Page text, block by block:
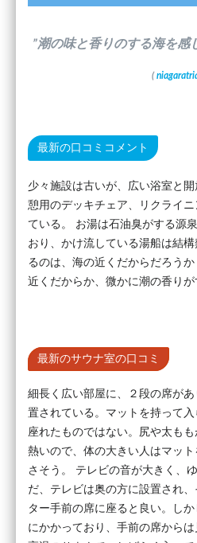
”潮の味と香りのする海を感
(
最新の口コミコメント
少々施設は古いが、広い浴室と
憩用のデッキチェア、リクライ
ている。 お湯は石油臭がする源
おり、かけ流している湯船は結
るのは、海の近くだからだろう
近くだからか、微かに潮の香りが
最新のサウナ室の口コミ
細長く広い部屋に、２段の席が
置されている。マットを持って
座れたものではない。尻や太も
熱いので、体の大きい人はマッ
さそう。 テレビの音が大きく、
だ、テレビは奥の方に設置され
ター手前の席に座ると良い。し
にかかっており、手前の席から